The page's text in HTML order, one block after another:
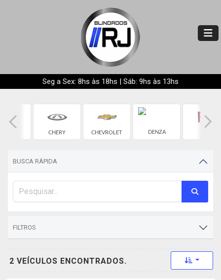
Seg a Sex: 8hs às 18hs | Sáb: 9hs às 13hs
BYD
CHERY
CHEVROLET DENZA
BUSCA RÁPIDA
FILTROS
2 VEÍCULOS ENCONTRADOS. Toggle